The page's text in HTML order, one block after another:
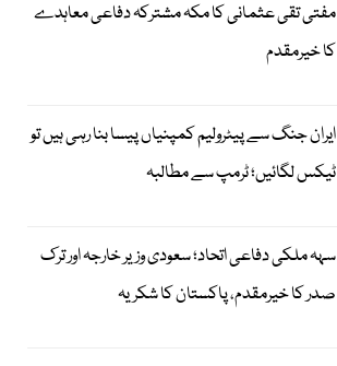
مفتی تقی عثمانی کا مکہ مشترکہ دفاعی معاہدے
کا خیرمقدم
ایران جنگ سے پیٹرولیم کمپنیاں پیسا بنا رہی ہیں تو
ٹیکس لگائیں؛ ٹرمپ سے مطالبہ
سہہ ملکی دفاعی اتحاد؛ سعودی وزیر خارجہ اور ترک
صدر کا خیرمقدم، پاکستان کا شکریہ